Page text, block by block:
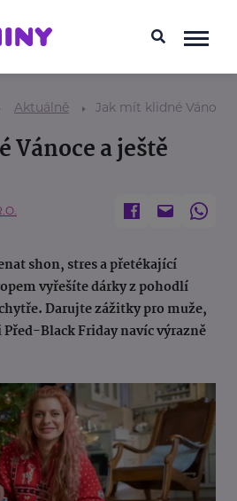
Aktuálně Jak mít klidné Vánoce
Vánoce a ještě
shon, stres a přetékající
vyřešíte dárky z pohodlí
Darujte zážitky pro muže,
Black Friday navíc výrazně